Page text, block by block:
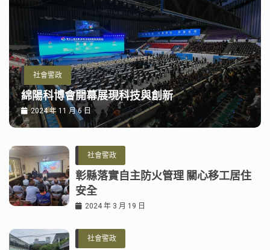
社會警政
綿陽科博會開幕展現科技與創新
2024 年 11 月 6 日
社會警政
彰縣落實自主防火管理 關心移工居住
安全
2024 年 3 月 19 日
社會警政